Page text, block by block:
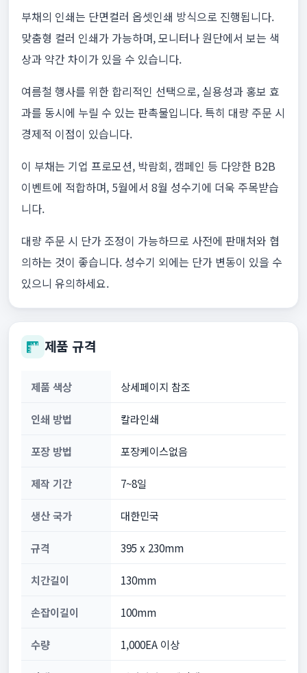
부채의 인쇄는 단면컬러 옵셋인쇄 방식으로 진행됩니다.
맞춤형 컬러 인쇄가 가능하며, 모니터나 원단에서 보는 색
상과 약간 차이가 있을 수 있습니다.
여름철 행사를 위한 합리적인 선택으로, 실용성과 홍보 효
과를 동시에 누릴 수 있는 판촉물입니다. 특히 대량 주문 시
경제적 이점이 있습니다.
이 부채는 기업 프로모션, 박람회, 캠페인 등 다양한 B2B
이벤트에 적합하며, 5월에서 8월 성수기에 더욱 주목받습
니다.
대량 주문 시 단가 조정이 가능하므로 사전에 판매처와 협
의하는 것이 좋습니다. 성수기 외에는 단가 변동이 있을 수
있으니 유의하세요.
제품 규격
제품 색상 상세페이지 참조
인쇄 방법 칼라인쇄
포장 방법 포장케이스없음
제작 기간 7~8일
생산 국가 대한민국
규격 395 x 230mm
치간길이 130mm
손잡이길이 100mm
수량 1,000EA 이상